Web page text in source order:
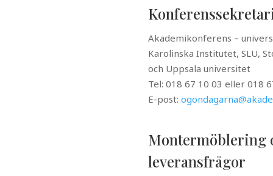
Akademikonferens –
Karolinska Institutet, SLU,
och Uppsala universitet
Tel: 018 67 10 03 eller 018
E-post:
Montermöblering
leveransfrågor